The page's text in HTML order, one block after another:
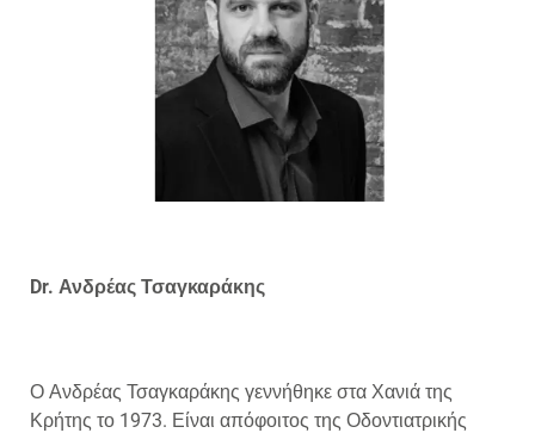
Dr. Ανδρέας Τσαγκαράκης
Ο Ανδρέας Τσαγκαράκης γεννήθηκε στα Χανιά της
Κρήτης το 1973. Είναι απόφοιτος της Οδοντιατρικής